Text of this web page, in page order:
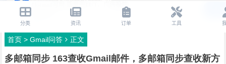
首页> Gmail问答 正文
多邮箱同步 163查收Gmail邮件，多邮箱同步查收新方